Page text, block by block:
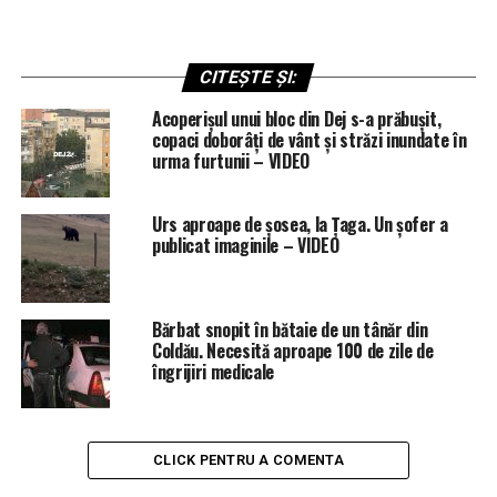
CITEȘTE ȘI:
Acoperișul unui bloc din Dej s-a prăbușit,
copaci doborâți de vânt și străzi inundate în
urma furtunii – VIDEO
Urs aproape de șosea, la Țaga. Un șofer a
publicat imaginile – VIDEO
Bărbat snopit în bătaie de un tânăr din
Coldău. Necesită aproape 100 de zile de
îngrijiri medicale
CLICK PENTRU A COMENTA